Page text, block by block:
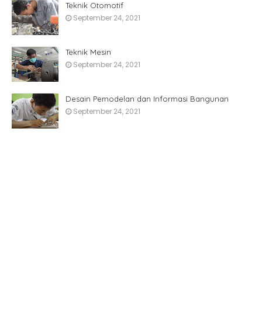
Teknik Otomotif
September 24, 2021
Teknik Mesin
September 24, 2021
Desain Pemodelan dan Informasi Bangunan
September 24, 2021